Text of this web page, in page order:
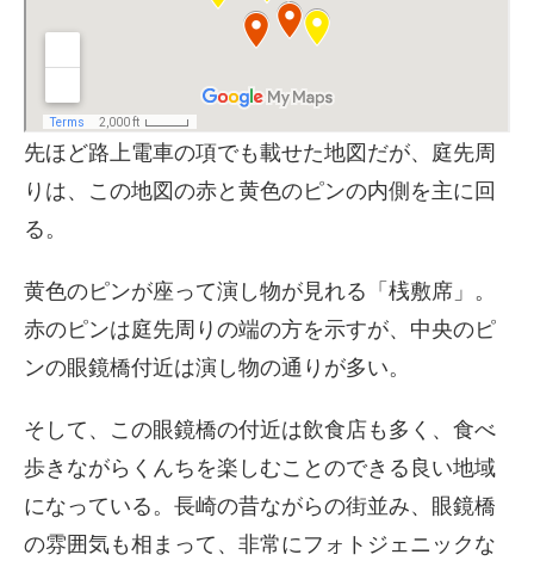
先ほど路上電車の項でも載せた地図だが、庭先周
りは、この地図の赤と黄色のピンの内側を主に回
る。
黄色のピンが座って演し物が見れる「桟敷席」。
赤のピンは庭先周りの端の方を示すが、中央のピ
ンの眼鏡橋付近は演し物の通りが多い。
そして、この眼鏡橋の付近は飲食店も多く、食べ
歩きながらくんちを楽しむことのできる良い地域
になっている。長崎の昔ながらの街並み、眼鏡橋
の雰囲気も相まって、非常にフォトジェニックな